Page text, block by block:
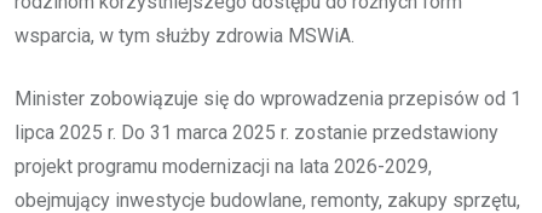
wsparcia, w tym służby zdrowia MSWiA.
Minister zobowiązuje się do wprowadzenia przepisów od 1
lipca 2025 r. Do 31 marca 2025 r. zostanie przedstawiony
projekt programu modernizacji na lata 2026-2029,
obejmujący inwestycje budowlane, remonty, zakupy sprzętu,